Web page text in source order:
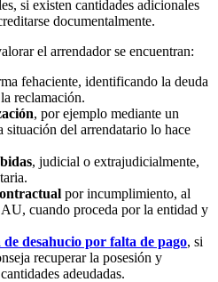
si existen cantidades adicionales
documentalmente.
el arrendador se encuentran:
fehaciente, identificando la deuda
reclamación.
, por ejemplo mediante un
situación del arrendatario lo hace
, judicial o extrajudicialmente,
por incumplimiento, al
cuando proceda por la entidad y
de desahucio por falta de pago, si
recuperar la posesión y
adeudadas.